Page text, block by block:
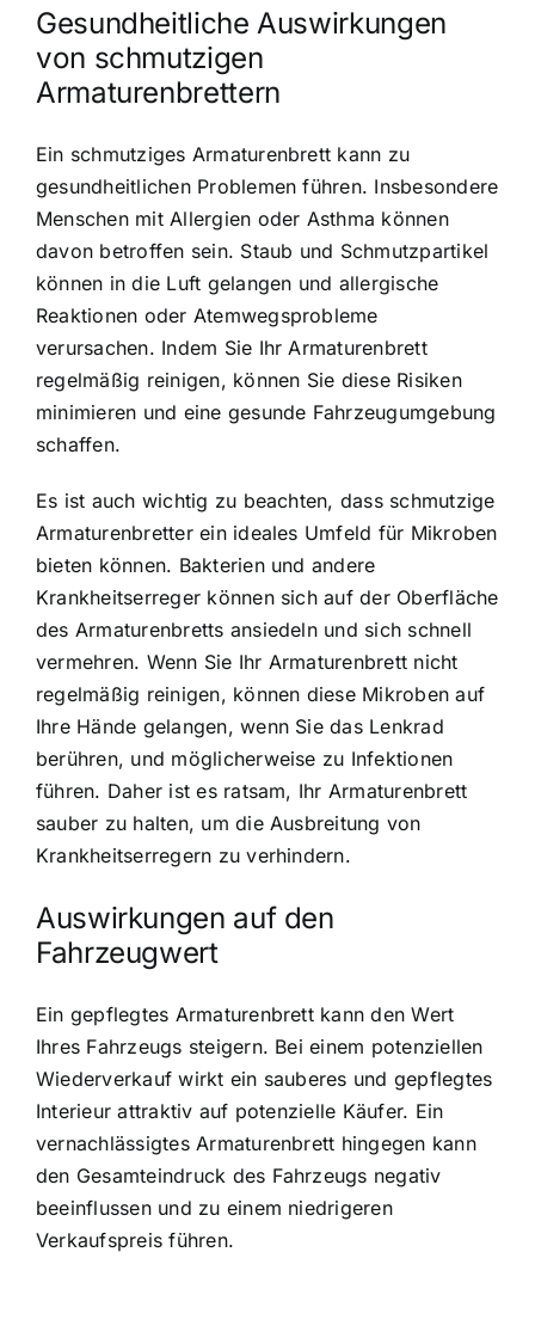
Gesundheitliche Auswirkungen
von schmutzigen
Armaturenbrettern
Ein schmutziges Armaturenbrett kann zu
gesundheitlichen Problemen führen. Insbesondere
Menschen mit Allergien oder Asthma können
davon betroffen sein. Staub und Schmutzpartikel
können in die Luft gelangen und allergische
Reaktionen oder Atemwegsprobleme
verursachen. Indem Sie Ihr Armaturenbrett
regelmäßig reinigen, können Sie diese Risiken
minimieren und eine gesunde Fahrzeugumgebung
schaffen.
Es ist auch wichtig zu beachten, dass schmutzige
Armaturenbretter ein ideales Umfeld für Mikroben
bieten können. Bakterien und andere
Krankheitserreger können sich auf der Oberfläche
des Armaturenbretts ansiedeln und sich schnell
vermehren. Wenn Sie Ihr Armaturenbrett nicht
regelmäßig reinigen, können diese Mikroben auf
Ihre Hände gelangen, wenn Sie das Lenkrad
berühren, und möglicherweise zu Infektionen
führen. Daher ist es ratsam, Ihr Armaturenbrett
sauber zu halten, um die Ausbreitung von
Krankheitserregern zu verhindern.
Auswirkungen auf den
Fahrzeugwert
Ein gepflegtes Armaturenbrett kann den Wert
Ihres Fahrzeugs steigern. Bei einem potenziellen
Wiederverkauf wirkt ein sauberes und gepflegtes
Interieur attraktiv auf potenzielle Käufer. Ein
vernachlässigtes Armaturenbrett hingegen kann
den Gesamteindruck des Fahrzeugs negativ
beeinflussen und zu einem niedrigeren
Verkaufspreis führen.